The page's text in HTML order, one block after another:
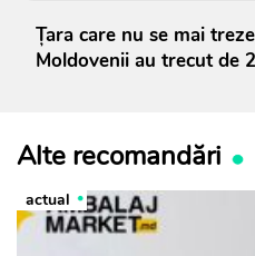
Țara care nu se mai
Moldovenii au trecut de
Alte recomandări
actual